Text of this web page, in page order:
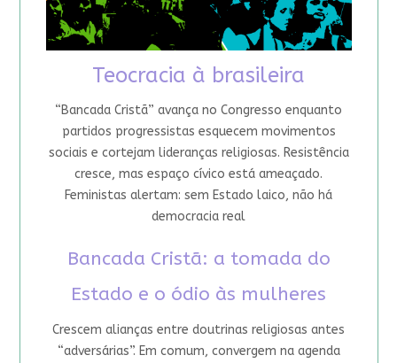
Teocracia à brasileira
“Bancada Cristã” avança no Congresso enquanto
partidos progressistas esquecem movimentos
sociais e cortejam lideranças religiosas. Resistência
cresce, mas espaço cívico está ameaçado.
Feministas alertam: sem Estado laico, não há
democracia real
Bancada Cristã: a tomada do
Estado e o ódio às mulheres
Crescem alianças entre doutrinas religiosas antes
“adversárias”. Em comum, convergem na agenda